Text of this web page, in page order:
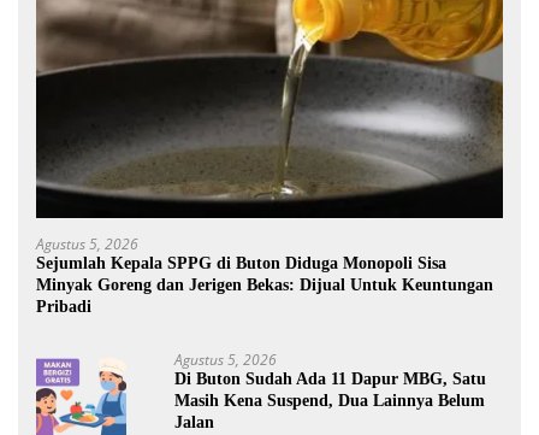
Agustus 5, 2026
Sejumlah Kepala SPPG di Buton Diduga Monopoli Sisa
Minyak Goreng dan Jerigen Bekas: Dijual Untuk Keuntungan
Pribadi
Agustus 5, 2026
Di Buton Sudah Ada 11 Dapur MBG, Satu
Masih Kena Suspend, Dua Lainnya Belum
Jalan